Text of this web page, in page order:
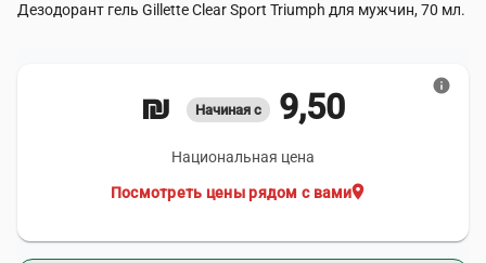
Дезодорант гель Gillette Clear Sport Triumph для мужчин, 70 мл.
Начиная с 9,50 ₪
Национальная цена
location_on
Посмотреть цены рядом с вами
info